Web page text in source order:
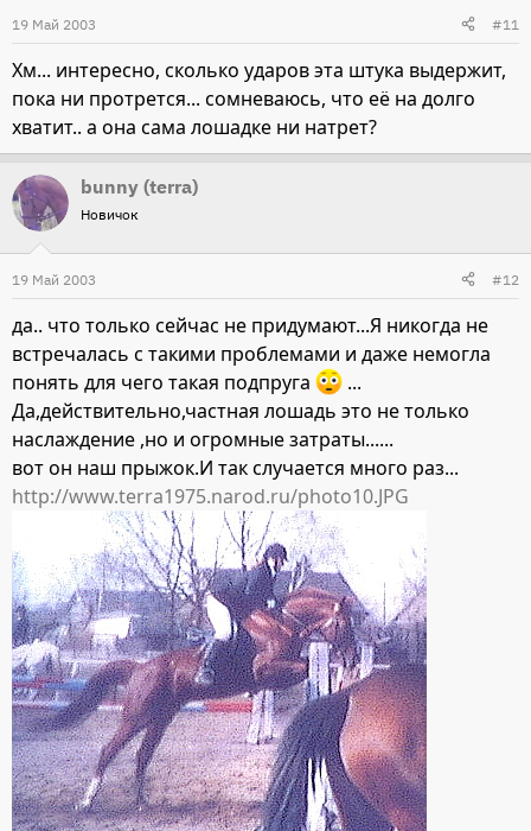
19 Май 2003 #11
Хм... интересно, сколько ударов эта штука выдержит,
пока ни протрется... сомневаюсь, что её на долго
хватит.. а она сама лошадке ни натрет?
bunny (terra)
Новичок
19 Май 2003 #12
да.. что только сейчас не придумают...Я никогда не
встречалась с такими проблемами и даже немогла
понять для чего такая подпруга
...
Да,действительно,частная лошадь это не только
наслаждение ,но и огромные затраты......
вот он наш прыжок.И так случается много раз...
http://www.terra1975.narod.ru/photo10.JPG